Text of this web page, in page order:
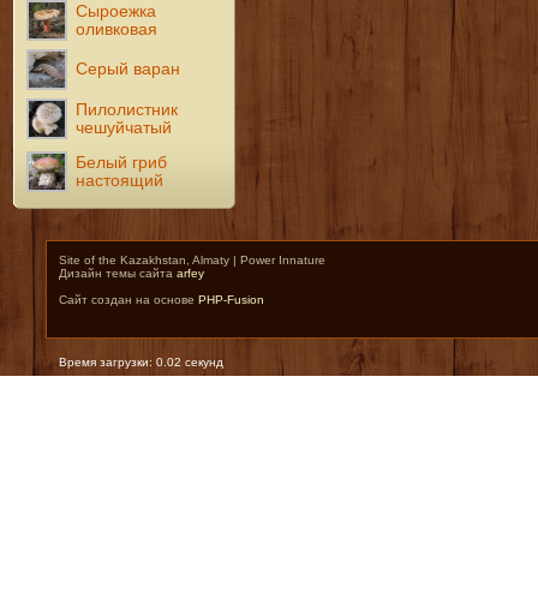
Сыроежка
оливковая
Серый варан
Пилолистник
чешуйчатый
Белый гриб
настоящий
Site of the Kazakhstan, Almaty | Power Innature
Дизайн темы сайта arfey
Сайт создан на основе PHP-Fusion
Время загрузки: 0.02 секунд